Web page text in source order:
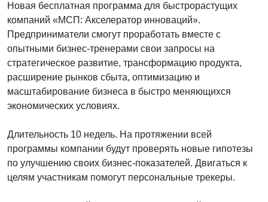
Новая бесплатная программа для быстрорастущих
компаний «МСП: Акселератор инноваций».
Предприниматели смогут проработать вместе с
опытными бизнес-тренерами свои запросы на
стратегическое развитие, трансформацию продукта,
расширение рынков сбыта, оптимизацию и
масштабирование бизнеса в быстро меняющихся
экономических условиях.
Длительность 10 недель. На протяжении всей
программы компании будут проверять новые гипотезы
по улучшению своих бизнес-показателей. Двигаться к
целям участникам помогут персональные трекеры.